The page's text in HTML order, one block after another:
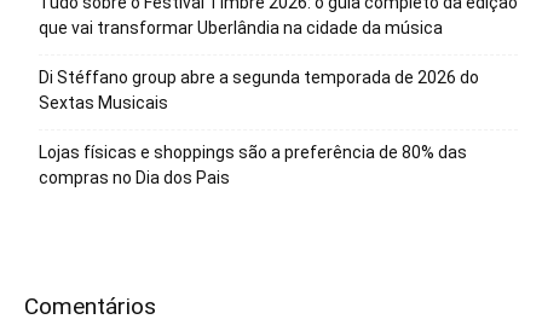
que vai transformar Uberlândia na cidade da música
Di Stéffano group abre a segunda temporada de 2026 do
Sextas Musicais
Lojas físicas e shoppings são a preferência de 80% das
compras no Dia dos Pais
Comentários